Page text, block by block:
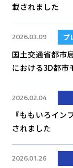
載されました
2026.03.09 プ
国土交通省都市
における3D都市
2026.02.04
『ももいろイン
されました
2026.01.26